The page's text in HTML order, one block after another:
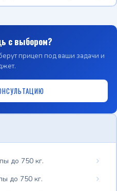
с выбором?
прицеп под ваши задачи и
до 750 кг.
до 750 кг.